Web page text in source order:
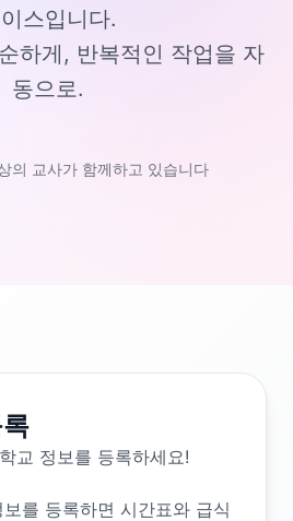
스입니다.
하게, 반복적인 작업을 자
동으로.
의 교사가 함께하고 있습니다
교 정보를 등록하세요!
를 등록하면 시간표와 급식